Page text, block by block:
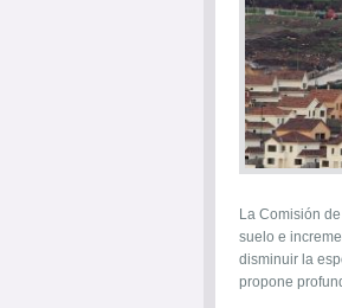
La Comisión
suelo e
disminuir la
propone